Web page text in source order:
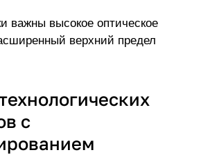
важны высокое оптическое
верхний предел
с